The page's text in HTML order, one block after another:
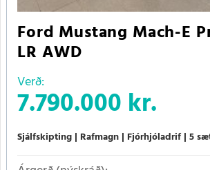
Ford Mustang Mach-E
LR AWD
Verð:
7.790.000 kr.
Sjálfskipting Rafmagn Fjórhjóladrif 5